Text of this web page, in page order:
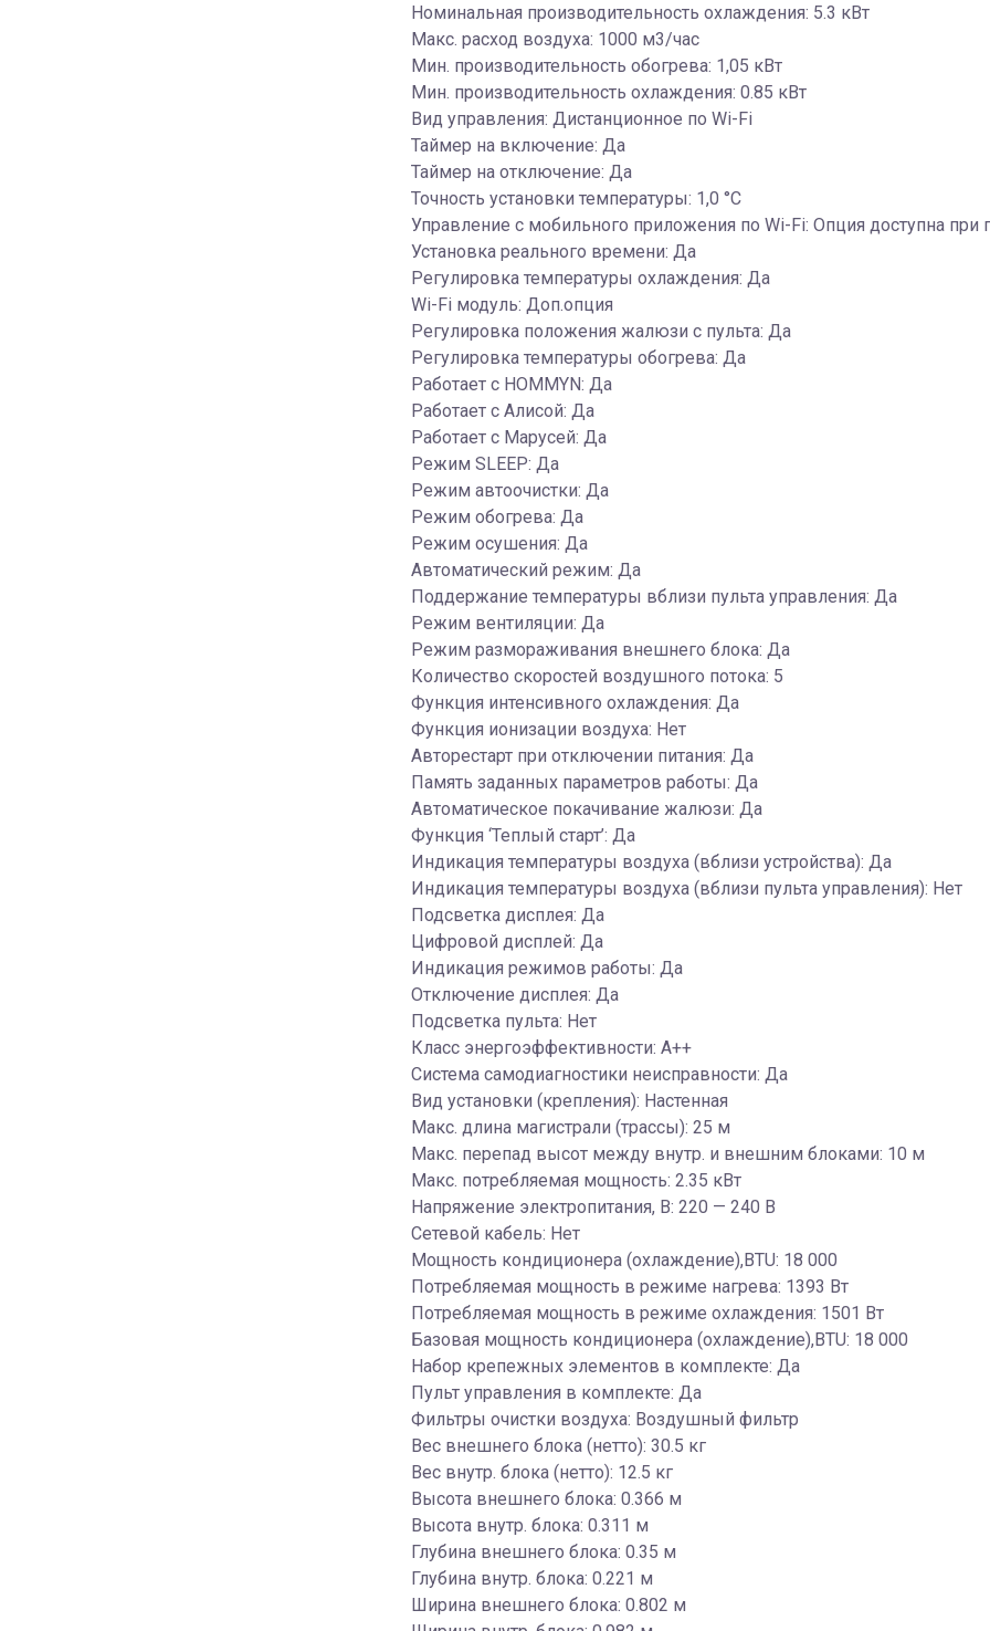
Номинальная производительность охлаждения: 5.3 кВт
Макс. расход воздуха: 1000 м3/час
Мин. производительность обогрева: 1,05 кВт
Мин. производительность охлаждения: 0.85 кВт
Вид управления: Дистанционное по Wi-Fi
Таймер на включение: Да
Таймер на отключение: Да
Точность установки температуры: 1,0 °С
Управление c мобильного приложения по Wi-Fi: Опция доступна
Установка реального времени: Да
Регулировка температуры охлаждения: Да
Wi-Fi модуль: Доп.опция
Регулировка положения жалюзи с пульта: Да
Регулировка температуры обогрева: Да
Работает с HOMMYN: Да
Работает с Алисой: Да
Работает с Марусей: Да
Режим SLEEP: Да
Режим автоочистки: Да
Режим обогрева: Да
Режим осушения: Да
Автоматический режим: Да
Поддержание температуры вблизи пульта управления: Да
Режим вентиляции: Да
Режим размораживания внешнего блока: Да
Количество скоростей воздушного потока: 5
Функция интенсивного охлаждения: Да
Функция ионизации воздуха: Нет
Авторестарт при отключении питания: Да
Память заданных параметров работы: Да
Автоматическое покачивание жалюзи: Да
Функция ‘Теплый старт’: Да
Индикация температуры воздуха (вблизи устройства): Да
Индикация температуры воздуха (вблизи пульта управления): Нет
Подсветка дисплея: Да
Цифровой дисплей: Да
Индикация режимов работы: Да
Отключение дисплея: Да
Подсветка пульта: Нет
Класс энергоэффективности: A++
Система самодиагностики неисправности: Да
Вид установки (крепления): Настенная
Макс. длина магистрали (трассы): 25 м
Макс. перепад высот между внутр. и внешним блоками: 10 м
Макс. потребляемая мощность: 2.35 кВт
Напряжение электропитания, В: 220 — 240 В
Сетевой кабель: Нет
Мощность кондиционера (охлаждение),BTU: 18 000
Потребляемая мощность в режиме нагрева: 1393 Вт
Потребляемая мощность в режиме охлаждения: 1501 Вт
Базовая мощность кондиционера (охлаждение),BTU: 18 000
Набор крепежных элементов в комплекте: Да
Пульт управления в комплекте: Да
Фильтры очистки воздуха: Воздушный фильтр
Вес внешнего блока (нетто): 30.5 кг
Вес внутр. блока (нетто): 12.5 кг
Высота внешнего блока: 0.366 м
Высота внутр. блока: 0.311 м
Глубина внешнего блока: 0.35 м
Глубина внутр. блока: 0.221 м
Ширина внешнего блока: 0.802 м